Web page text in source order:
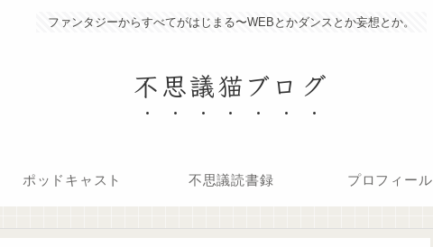
ファンタジーからすべてがはじまる〜WEBとかダンスとか妄想とか。
不思議猫ブログ
ポッドキャスト 不思議読書録 プロフィール